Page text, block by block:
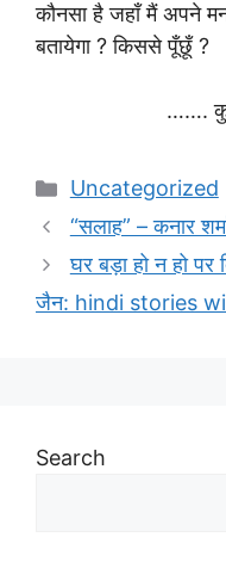
कौनसा है जहाँ मैं अपने
बतायेगा ? किससे पूँछूँ ?
……. कुमुद
Categories
Uncategorized
“सलाह” – कनार
घर बड़ा हो न हो पर
जैन: hindi stories
Search